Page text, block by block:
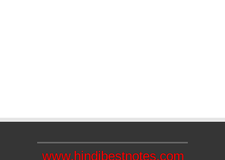
www.hindibestnotes.com